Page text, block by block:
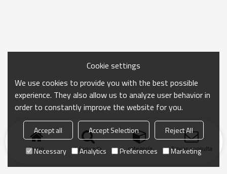
Inicio búsqueda categoría Enviar consulta
Cookie settings
We use cookies to provide you with the best possible
experience. They also allow us to analyze user behavior in
order to constantly improve the website for you.
Accept all Accept Selection
Reject All
Necessary
Analytics Preferences Marketing